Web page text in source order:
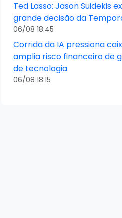
Ted Lasso: Jason Suidekis
grande decisão da
06/08 18:45
Corrida da IA pressiona
amplia risco financeiro de
de tecnologia
06/08 18:15